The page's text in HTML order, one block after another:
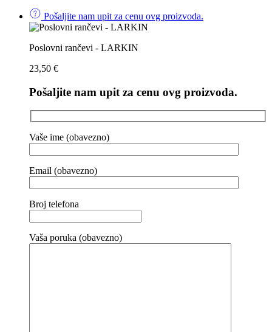
Pošaljite nam upit za cenu ovg proizvoda.
Poslovni rančevi - LARKIN
23,50 €
Pošaljite nam upit za cenu ovg proizvoda.
Vaše ime (obavezno)
Email (obavezno)
Broj telefona
Vaša poruka (obavezno)